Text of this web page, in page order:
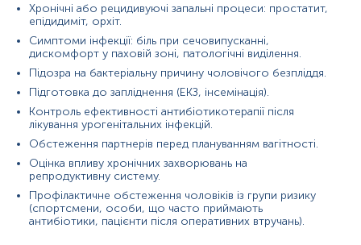
терапія знищує патогенні бактерії.
Зміцнення імунітету – правильне харчування,
здоровий спосіб життя, відсутність стресу
покращують імунний контроль.
Дотримання правил особистої гігієни –
регулярне миття статевих органів знижує
ймовірність бактеріального забруднення.
Змінений склад мікрофлори після прийому
пробіотиків або натуральних антисептиків.
Фізіологічний стан – у здорових чоловіків без
інфекцій сперма має мінімальну кількість
патогенних мікроорганізмів.
Покази до призначення аналізу в окремих медичних
напрямках
Хронічні або рецидивуючі запальні процеси: простатит,
епідидиміт, орхіт.
Симптоми інфекції: біль при сечовипусканні,
дискомфорт у паховій зоні, патологічні виділення.
Підозра на бактеріальну причину чоловічого безпліддя.
Підготовка до запліднення (ЕКЗ, інсемінація).
Контроль ефективності антибіотикотерапії після
лікування урогенітальних інфекцій.
Обстеження партнерів перед плануванням вагітності.
Оцінка впливу хронічних захворювань на
репродуктивну систему.
Профілактичне обстеження чоловіків із групи ризику
(спортсмени, особи, що часто приймають
антибіотики, пацієнти після оперативних втручань).